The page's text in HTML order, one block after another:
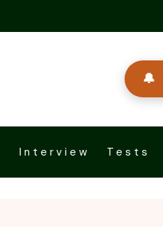
🔔
Interview Tests